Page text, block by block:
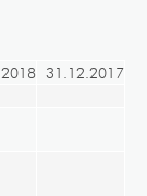
31.12.2017